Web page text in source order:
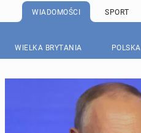
WIADOMOŚCI SPORT
WIELKA BRYTANIA POLSKA